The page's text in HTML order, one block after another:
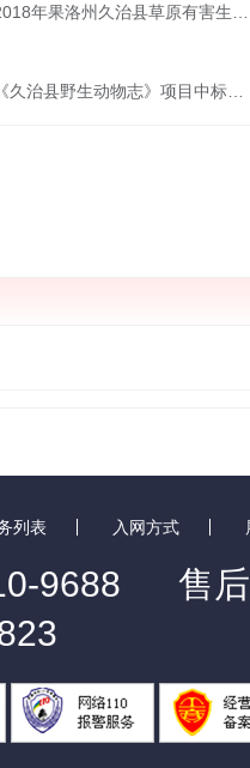
列表 入网方式
9688
售